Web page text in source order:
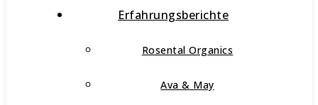
Erfahrungsberichte
Rosental Organics
Ava & May